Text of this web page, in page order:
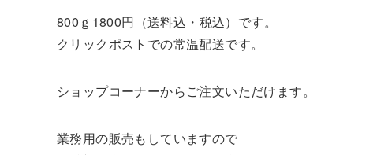
800ｇ1800円（送料込・税込）です。
クリックポストでの常温配送です。
ショップコーナーからご注文いただけます。
業務用の販売もしていますので